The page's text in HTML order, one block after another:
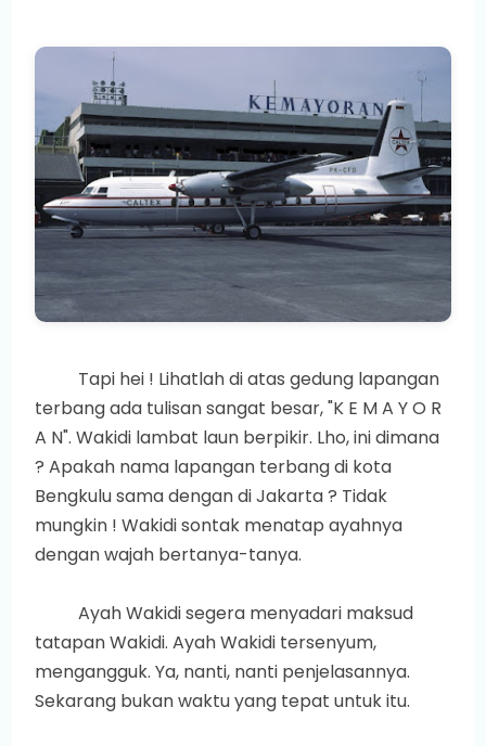
Tapi hei ! Lihatlah di atas gedung lapangan
terbang ada tulisan sangat besar, "K E M A Y O R
A N". Wakidi lambat laun berpikir. Lho, ini dimana
? Apakah nama lapangan terbang di kota
Bengkulu sama dengan di Jakarta ? Tidak
mungkin ! Wakidi sontak menatap ayahnya
dengan wajah bertanya-tanya.
Ayah Wakidi segera menyadari maksud
tatapan Wakidi. Ayah Wakidi tersenyum,
mengangguk. Ya, nanti, nanti penjelasannya.
Sekarang bukan waktu yang tepat untuk itu.